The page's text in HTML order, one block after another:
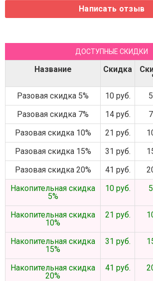
ДОСТУПНЫЕ СКИДКИ
Название Скидка
Разовая скидка 5% 10 руб.
Разовая скидка 7%
14 руб.
Разовая скидка 10%
21 руб.
Разовая скидка 15%
31 руб.
Разовая скидка 20%
41 руб.
Накопительная скидка
5%
10 руб.
Накопительная скидка
10%
21 руб.
Накопительная скидка
15%
31 руб.
Накопительная скидка
20%
41 руб.